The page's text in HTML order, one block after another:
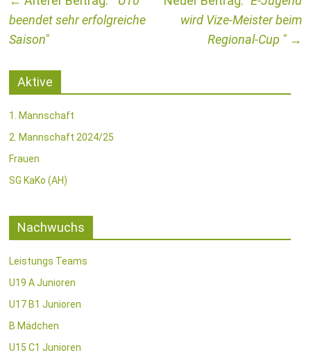
beendet sehr erfolgreiche
Saison
wird Vize-Meister beim
Regional-Cup
→
Aktive
1. Mannschaft
2. Mannschaft 2024/25
Frauen
SG KaKo (AH)
Nachwuchs
Leistungs Teams
U19 A Junioren
U17 B1 Junioren
B Mädchen
U15 C1 Junioren